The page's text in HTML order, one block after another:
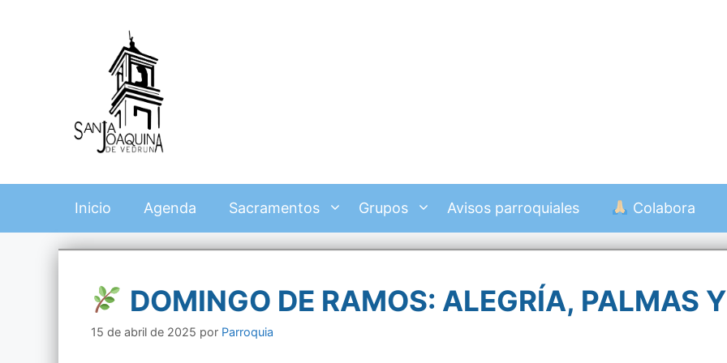
Inicio Agenda Sacramentos Grupos Avisos parroquiales Colabora
DOMINGO DE RAMOS: ALEGRÍA, PALMAS
15 de abril de 2025 por Parroquia